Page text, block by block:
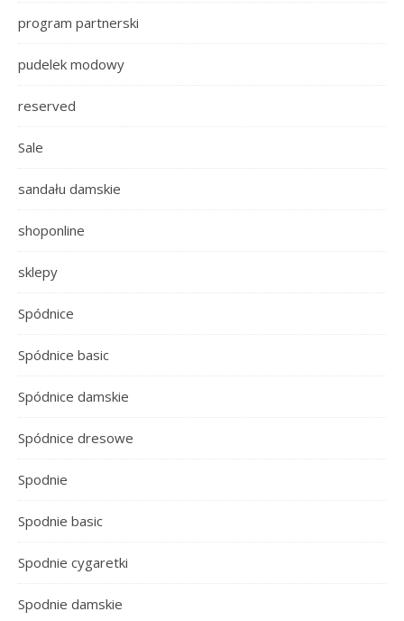
program partnerski
pudelek modowy
reserved
Sale
sandału damskie
shoponline
sklepy
Spódnice
Spódnice basic
Spódnice damskie
Spódnice dresowe
Spodnie
Spodnie basic
Spodnie cygaretki
Spodnie damskie